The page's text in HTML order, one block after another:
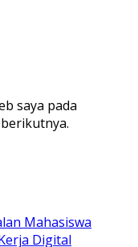
saya pada